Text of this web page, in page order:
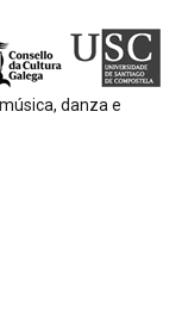
danza e